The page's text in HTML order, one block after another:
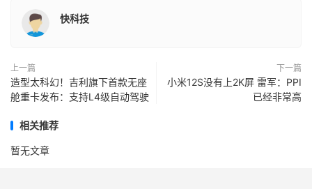
快科技
上一篇
造型太科幻！吉利旗下首款无座
舱重卡发布：支持L4级自动驾驶
下一篇
小米12S没有上2K屏 雷军：PPI
已经非常高
相关推荐
暂无文章